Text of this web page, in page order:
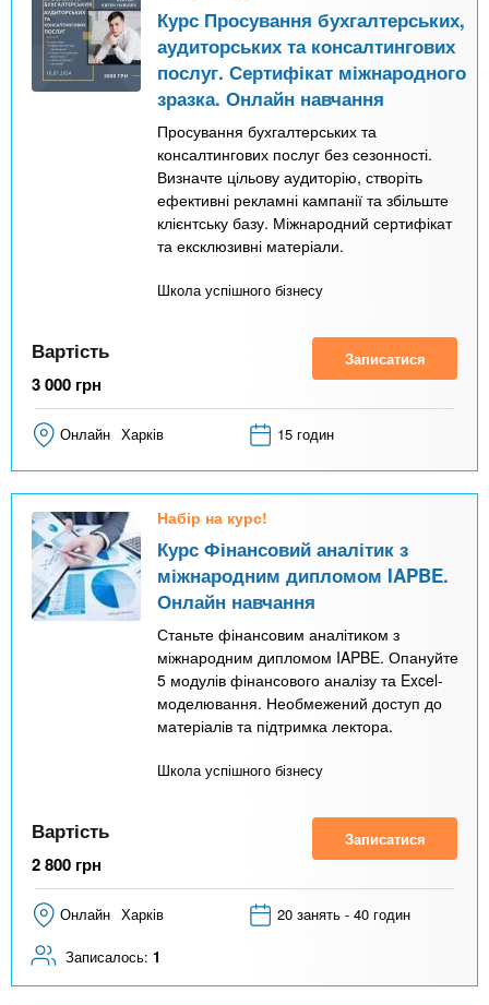
Курс Просування бухгалтерських,
аудиторських та консалтингових
послуг. Сертифікат міжнародного
зразка. Онлайн навчання
Просування бухгалтерських та
консалтингових послуг без сезонності.
Визначте цільову аудиторію, створіть
ефективні рекламні кампанії та збільште
клієнтську базу. Міжнародний сертифікат
та ексклюзивні матеріали.
Школа успішного бізнесу
Вартість
3 000 грн
Записатися
Онлайн Харків 15 годин
Набір на курс!
Курс Фінансовий аналітик з
міжнародним дипломом IAPBE.
Онлайн навчання
Станьте фінансовим аналітиком з
міжнародним дипломом IAPBE. Опануйте
5 модулів фінансового аналізу та Excel-
моделювання. Необмежений доступ до
матеріалів та підтримка лектора.
Школа успішного бізнесу
Вартість
2 800 грн
Записатися
Онлайн Харків 20 занять - 40 годин
Записалось: 1